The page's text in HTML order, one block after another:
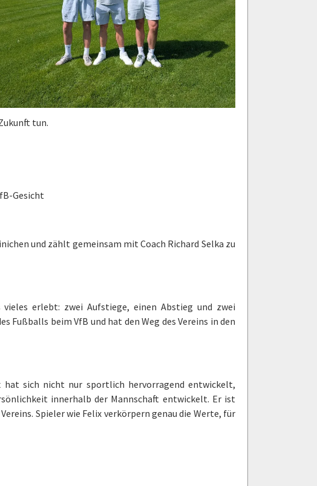
tun.
Gesicht
und zählt gemeinsam mit Coach Richard Selka zu
erlebt: zwei Aufstiege, einen Abstieg und zwei
Fußballs beim VfB und hat den Weg des Vereins in den
hat sich nicht nur sportlich hervorragend entwickelt,
innerhalb der Mannschaft entwickelt. Er ist
Spieler wie Felix verkörpern genau die Werte, für